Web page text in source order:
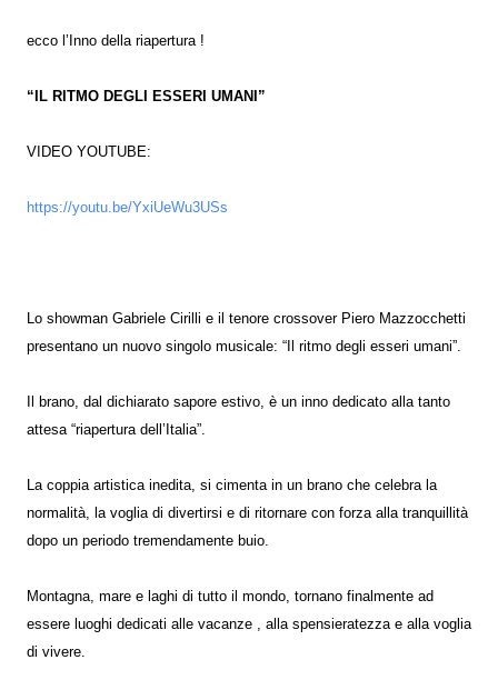
ecco l’Inno della riapertura !
“IL RITMO DEGLI ESSERI UMANI”
VIDEO YOUTUBE:
https://youtu.be/YxiUeWu3USs
Lo showman Gabriele Cirilli e il tenore crossover Piero Mazzocchetti
presentano un nuovo singolo musicale: “Il ritmo degli esseri umani”.
Il brano, dal dichiarato sapore estivo, è un inno dedicato alla tanto
attesa “riapertura dell’Italia”.
La coppia artistica inedita, si cimenta in un brano che celebra la
normalità, la voglia di divertirsi e di ritornare con forza alla tranquillità
dopo un periodo tremendamente buio.
Montagna, mare e laghi di tutto il mondo, tornano finalmente ad
essere luoghi dedicati alle vacanze , alla spensieratezza e alla voglia
di vivere.